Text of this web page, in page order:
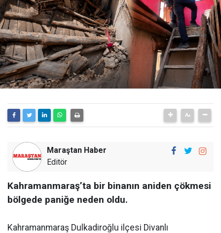
Maraştan Haber
Editör
Kahramanmaraş’ta bir binanın aniden çökmesi
bölgede paniğe neden oldu.
Kahramanmaraş Dulkadiroğlu ilçesi Divanlı